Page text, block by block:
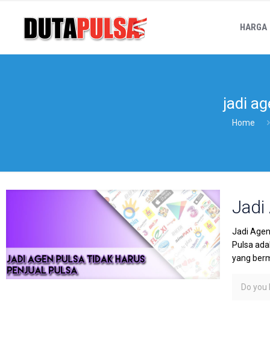
HARGA
jadi
Home
Jadi
Jadi
Pulsa
yang
Do you